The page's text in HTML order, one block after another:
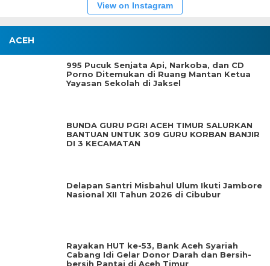
View on Instagram
ACEH
995 Pucuk Senjata Api, Narkoba, dan CD
Porno Ditemukan di Ruang Mantan Ketua
Yayasan Sekolah di Jaksel
BUNDA GURU PGRI ACEH TIMUR SALURKAN
BANTUAN UNTUK 309 GURU KORBAN BANJIR
DI 3 KECAMATAN
Delapan Santri Misbahul Ulum Ikuti Jambore
Nasional XII Tahun 2026 di Cibubur
Rayakan HUT ke-53, Bank Aceh Syariah
Cabang Idi Gelar Donor Darah dan Bersih-
bersih Pantai di Aceh Timur